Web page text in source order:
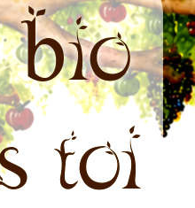
toi